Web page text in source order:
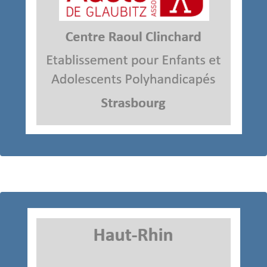
Référente : Amina ROUYANI
67100 Strasbourg
Tél : 03.88.65.80.00